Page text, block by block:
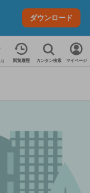
ダウンロード
閲覧履歴 カンタン検索 マイページ